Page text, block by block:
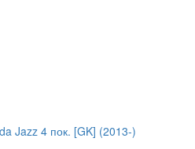
Jazz 4 пок. [GK] (2013-)